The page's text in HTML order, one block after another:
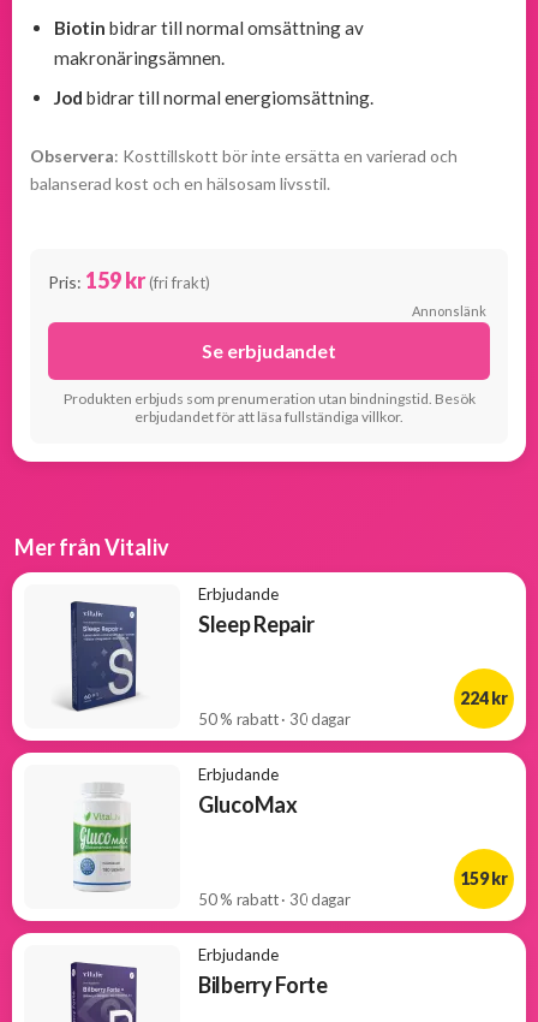
Biotin bidrar till normal omsättning av
makronäringsämnen.
Jod bidrar till normal energiomsättning.
Observera: Kosttillskott bör inte ersätta en varierad och
balanserad kost och en hälsosam livsstil.
Pris: 159 kr (fri frakt)
Annonslänk
Se erbjudandet
Produkten erbjuds som prenumeration utan bindningstid. Besök
erbjudandet för att läsa fullständiga villkor.
Mer från Vitaliv
Erbjudande
Sleep Repair
50 % rabatt · 30 dagar
224 kr
Erbjudande
GlucoMax
50 % rabatt · 30 dagar
159 kr
Erbjudande
Bilberry Forte